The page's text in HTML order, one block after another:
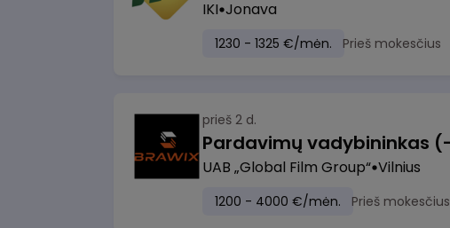
IKI Jonava
1230 - 1325 €/mėn. Prieš mokesčius
prieš 2 d.
UAB „Global Film Group“ Vilnius
1200 - 4000 €/mėn. Prieš mokesčius